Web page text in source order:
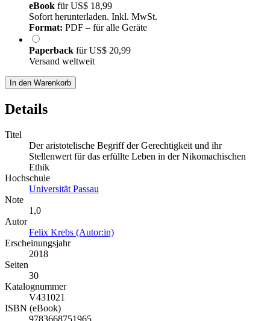
eBook fürUS$ 18,99
Sofort herunterladen. Inkl. MwSt.
Format: PDF – für alle Geräte
Paperback fürUS$ 20,99
Versand weltweit
In den Warenkorb
Details
Titel
Der aristotelische Begriff der Gerechtigkeit und ihr
Stellenwert für das erfüllte Leben in der Nikomachischen
Ethik
Hochschule
Universität Passau
Note
1,0
Autor
Felix Krebs (Autor:in)
Erscheinungsjahr
2018
Seiten
30
Katalognummer
V431021
ISBN (eBook)